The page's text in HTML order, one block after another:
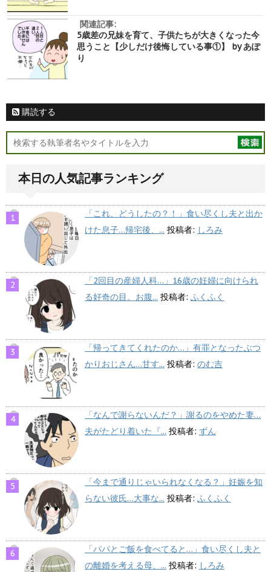
関連記事:
5歳差の兄妹を育て、子供たちが大きくなった今
思うこと【少しだけ後悔している事①】 by あぽ
り
購読する
本日の人気記事ランキング
「これ、どうしたの？！」食い尽くし夫と出か
けた息子…帰宅後、... 投稿者: しろみ
「2回目の産婦人科…」16歳の妊婦に向けられ
る好奇の目。お腹... 投稿者: ふくふく
「帰ってきてくれたのか…」有罪となったぶつ
かりおじさん…甘す... 投稿者: のむ吉
「なんで謝らないんだ？」謝るのをやめた妻…
夫がたどり着いた『... 投稿者: ずん
「今まで通りじゃいられなくなる？」妊娠を知
らない彼氏…大事な... 投稿者: ふくふく
「パパとご飯を食べてると…」食い尽くし夫と
の離婚を考える母、... 投稿者: しろみ